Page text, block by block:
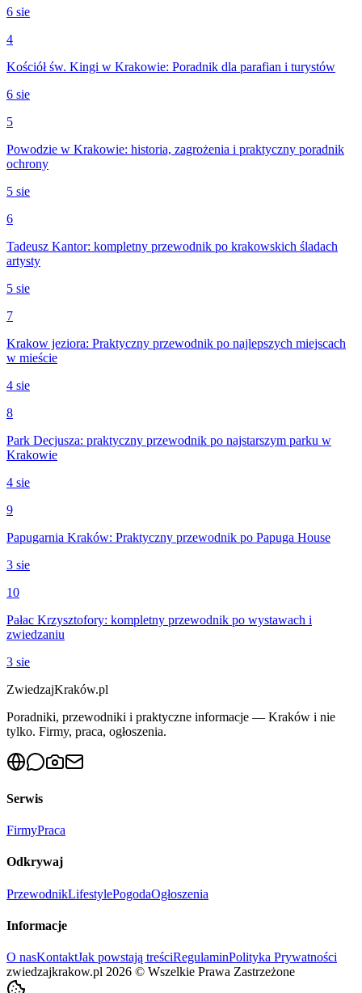
6 sie
4
Kościół św. Kingi w Krakowie: Poradnik dla parafian i turystów
6 sie
5
Powodzie w Krakowie: historia, zagrożenia i praktyczny poradnik
ochrony
5 sie
6
Tadeusz Kantor: kompletny przewodnik po krakowskich śladach
artysty
5 sie
7
Krakow jeziora: Praktyczny przewodnik po najlepszych miejscach
w mieście
4 sie
8
Park Decjusza: praktyczny przewodnik po najstarszym parku w
Krakowie
4 sie
9
Papugarnia Kraków: Praktyczny przewodnik po Papuga House
3 sie
10
Pałac Krzysztofory: kompletny przewodnik po wystawach i
zwiedzaniu
3 sie
ZwiedzajKraków.pl
Poradniki, przewodniki i praktyczne informacje — Kraków i nie
tylko. Firmy, praca, ogłoszenia.
Serwis
FirmyPraca
Odkrywaj
PrzewodnikLifestylePogodaOgłoszenia
Informacje
O nasKontaktJak powstają treściRegulaminPolityka Prywatności
zwiedzajkrakow.pl 2026 © Wszelkie Prawa Zastrzeżone